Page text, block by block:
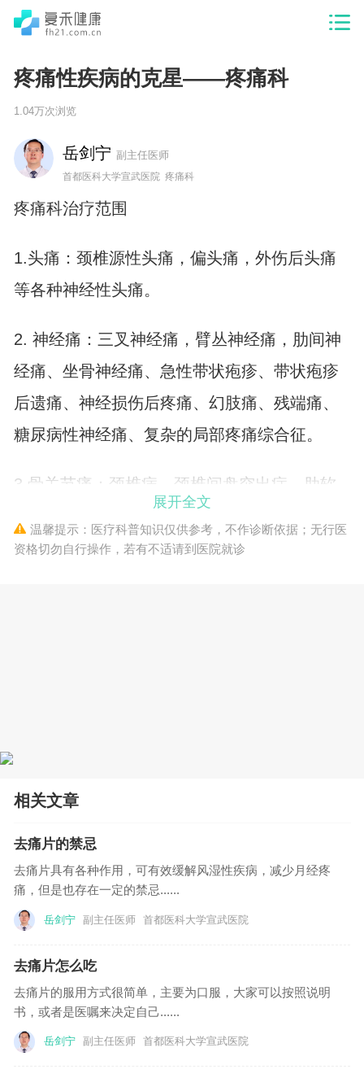
疼痛性疾病的克星——疼痛科
1.04万次浏览
岳剑宁 副主任医师
首都医科大学宣武医院 疼痛科
疼痛科治疗范围
1.头痛：颈椎源性头痛，偏头痛，外伤后头痛
等各种神经性头痛。
2. 神经痛：三叉神经痛，臂丛神经痛，肋间神
经痛、坐骨神经痛、急性带状疱疹、带状疱疹
后遗痛、神经损伤后疼痛、幻肢痛、残端痛、
糖尿病性神经痛、复杂的局部疼痛综合征。
3.骨关节痛：颈椎病，颈椎间盘突出症，肋软
足跟痛，颞下颌关节功能紊乱综合征，退行性
炎，血栓性静脉炎，红斑性肢痛症，反射性交
感神经萎缩症等。
7. 癌性痛及良性肿瘤引起的疼痛，癌性胸腹水
治疗和瘤体内化疗。
8. 痛经、慢性盆腔痛。
展开全文
温馨提示：医疗科普知识仅供参考，不作诊断依据；无行医
资格切勿自行操作，若有不适请到医院就诊
相关文章
去痛片的禁忌
去痛片具有各种作用，可有效缓解风湿性疾病，减少月经疼
痛，但是也存在一定的禁忌......
岳剑宁 副主任医师 首都医科大学宣武医院
去痛片怎么吃
去痛片的服用方式很简单，主要为口服，大家可以按照说明
书，或者是医嘱来决定自己......
岳剑宁 副主任医师 首都医科大学宣武医院